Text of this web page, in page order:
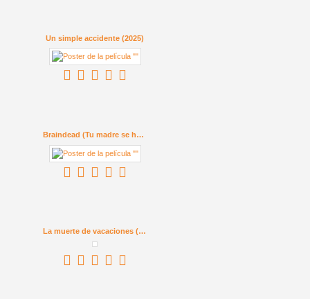
Un simple accidente (2025)
Braindead (Tu madre se ha comido a mi perro) (1992)
La muerte de vacaciones (1934)